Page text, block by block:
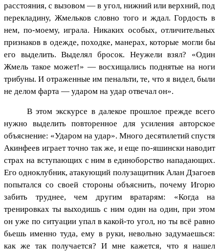
расстояния, с вызовом — в угол, нижний или верхний, под
перекладину, Жмельков словно того и ждал. Гордость в
нем, по-моему, играла. Никаких особых, отличительных
признаков в одежде, походке, манерах, которые могли бы
его выделить. Выделял бросок. Неужели взял? «Один
Жмель такое может!» — восхищались поднятые на ноги
трибуны. И отраженные им пенальти, те, что я видел, были
не делом фарта — ударом на удар отвечал он».
В этом экскурсе в далекое прошлое прежде всего
нужно выделить повторенное для усиления авторское
объяснение: «Ударом на удар». Много десятилетий спустя
Акинфеев играет точно так же, и еще по-яшински наводит
страх на вступающих с ним в единоборство нападающих.
Его одноклубник, атакующий полузащитник Алан Дзагоев
попытался со своей стороны объяснить, почему Игорю
забить труднее, чем другим вратарям: «Когда на
тренировках ты выходишь с ним один на один, при этом
он уже по ситуации упал в какой-то угол, но ты всё равно
бьешь именно туда, ему в руки, невольно задумаешься:
как же так получается? И мне кажется, что я нашел